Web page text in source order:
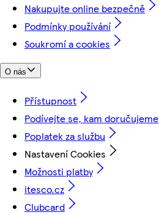
Nakupujte online bezpečně
Podmínky používání
Soukromí a cookies
O nás
Přístupnost
Podívejte se, kam doručujeme
Poplatek za službu
Nastavení Cookies
Možnosti platby
itesco.cz
Clubcard